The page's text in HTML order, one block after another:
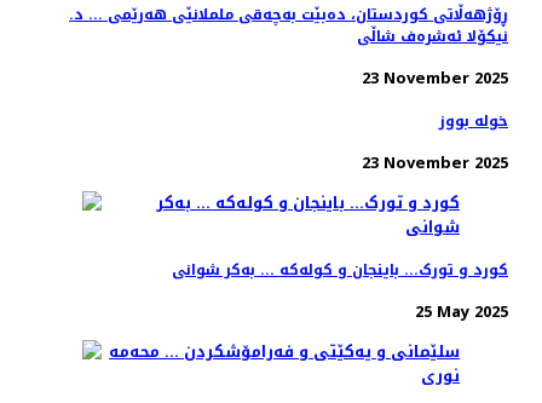
ڕۆژهەڵاتی کوردستان، دەبێت بەچەقی ململانێی هەرێمی ... د.
نیکۆلا ئەشرەف شاڵی
23 November 2025
خولە بووز
23 November 2025
کورد و تورک... باینجان و کولەکە ... بەکر شوانی
25 May 2025